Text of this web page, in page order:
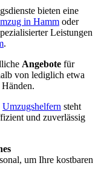
bieten eine
in Hamm oder
Leistungen
.
Angebote für
von lediglich etwa
Umzugshelfern steht
und zuverlässig
um Ihre kostbaren